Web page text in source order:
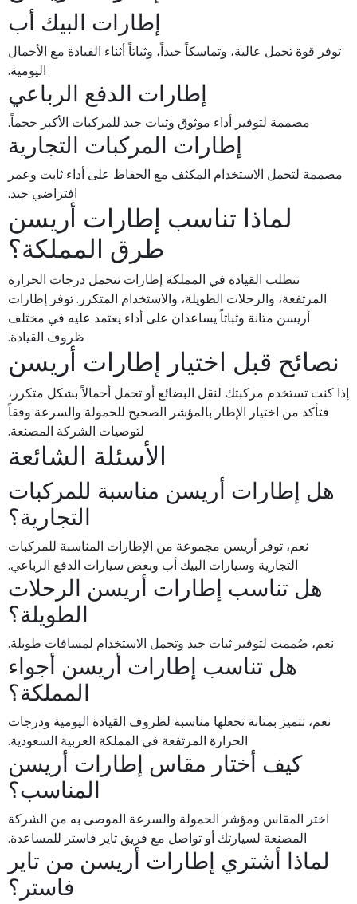
إطارات البيك أب
توفر قوة تحمل عالية، وتماسكاً جيداً، وثباتاً أثناء القيادة مع الأحمال
اليومية.
إطارات الدفع الرباعي
مصممة لتوفير أداء موثوق وثبات جيد للمركبات الأكبر حجماً.
إطارات المركبات التجارية
مصممة لتحمل الاستخدام المكثف مع الحفاظ على أداء ثابت وعمر
افتراضي جيد.
لماذا تناسب إطارات أريسن
طرق المملكة؟
تتطلب القيادة في المملكة إطارات تتحمل درجات الحرارة
المرتفعة، والرحلات الطويلة، والاستخدام المتكرر. توفر إطارات
أريسن متانة وثباتاً يساعدان على أداء يعتمد عليه في مختلف
ظروف القيادة.
نصائح قبل اختيار إطارات أريسن
إذا كنت تستخدم مركبتك لنقل البضائع أو تحمل أحمالاً بشكل متكرر،
فتأكد من اختيار الإطار بالمؤشر الصحيح للحمولة والسرعة وفقاً
لتوصيات الشركة المصنعة.
الأسئلة الشائعة
هل إطارات أريسن مناسبة للمركبات
التجارية؟
نعم، توفر أريسن مجموعة من الإطارات المناسبة للمركبات
التجارية وسيارات البيك أب وبعض سيارات الدفع الرباعي.
هل تناسب إطارات أريسن الرحلات
الطويلة؟
نعم، صُممت لتوفير ثبات جيد وتحمل الاستخدام لمسافات طويلة.
هل تناسب إطارات أريسن أجواء
المملكة؟
نعم، تتميز بمتانة تجعلها مناسبة لظروف القيادة اليومية ودرجات
الحرارة المرتفعة في المملكة العربية السعودية.
كيف أختار مقاس إطارات أريسن
المناسب؟
اختر المقاس ومؤشر الحمولة والسرعة الموصى به من الشركة
المصنعة لسيارتك أو تواصل مع فريق تاير فاستر للمساعدة.
لماذا أشتري إطارات أريسن من تاير
فاستر؟